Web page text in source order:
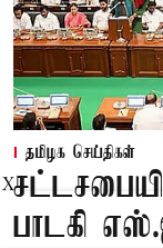
தமிழக செய்திகள்
பாடகி
X